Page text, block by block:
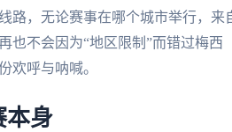
路，无论赛事在哪个城市举行，来
也不会因为“地区限制”而错过梅西
欢呼与呐喊。
本身